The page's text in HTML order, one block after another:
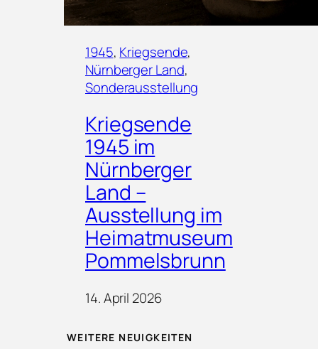
1945, Kriegsende
Nürnberger Land
Sonderausstellung
Kriegsende
1945 im
Nürnberger
Land –
Ausstellung im
Heimatmuseum
Pommelsbrunn
14. April 2026
WEITERE NEUIGKEITEN